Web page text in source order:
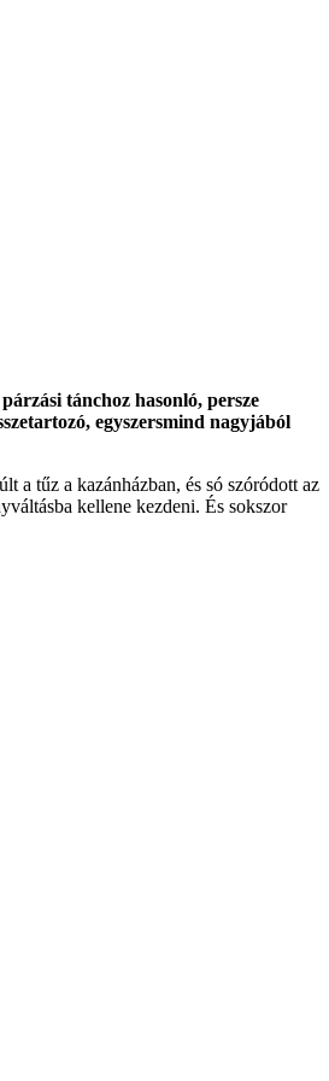
tánchoz hasonló, persze
egyszersmind nagyjából
a tűz a kazánházban, és só szóródott az
kellene kezdeni. És sokszor